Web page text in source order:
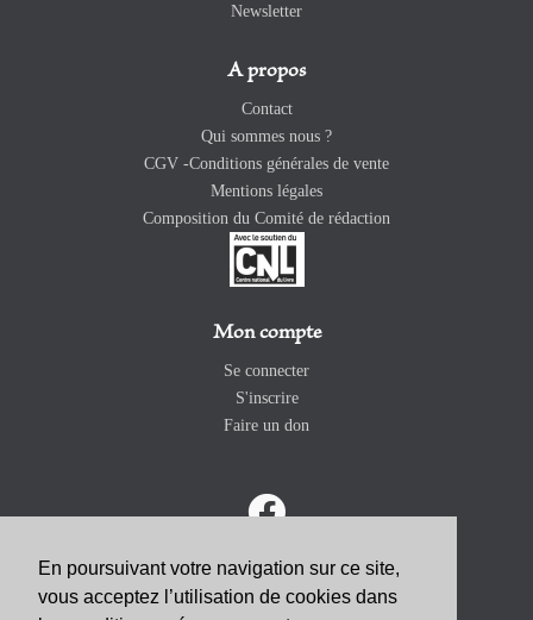
En poursuivant votre navigation sur ce site,
vous acceptez l’utilisation de cookies dans
Newsletter
A propos
Contact
Qui sommes nous ?
CGV -Conditions générales de vente
Mentions légales
Composition du Comité de rédaction
Mon compte
Se connecter
S'inscrire
Faire un don
ABONNEZ-VOUS